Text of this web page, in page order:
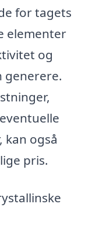
for tagets
elementer
og
generere.
også
pris.